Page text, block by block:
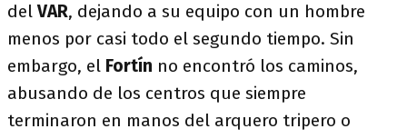
delVAR, dejando a su equipo con un hombre
menos por casi todo el segundo tiempo. Sin
embargo, el Fortín no encontró los caminos,
abusando de los centros que siempre
terminaron en manos del arquero tripero o